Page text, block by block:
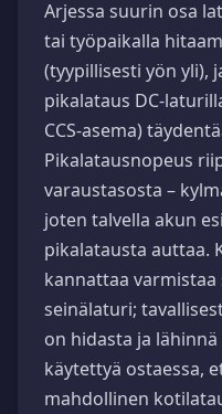
Arjessa suurin osa
tai työpaikalla
(tyypillisesti yön yli),
pikalataus DC-
CCS-asema)
Pikalatausnopeus
varaustasosta –
joten talvella akun
pikalatausta auttaa.
kannattaa
seinälaturi;
on hidasta ja
käytettyä ostaessa,
mahdollinen